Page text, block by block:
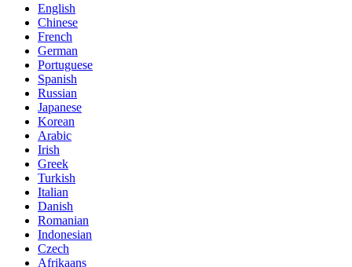
English
Chinese
French
German
Portuguese
Spanish
Russian
Japanese
Korean
Arabic
Irish
Greek
Turkish
Italian
Danish
Romanian
Indonesian
Czech
Afrikaans